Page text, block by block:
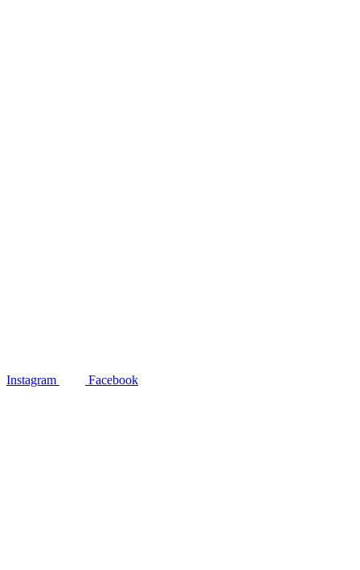
Instagram Facebook